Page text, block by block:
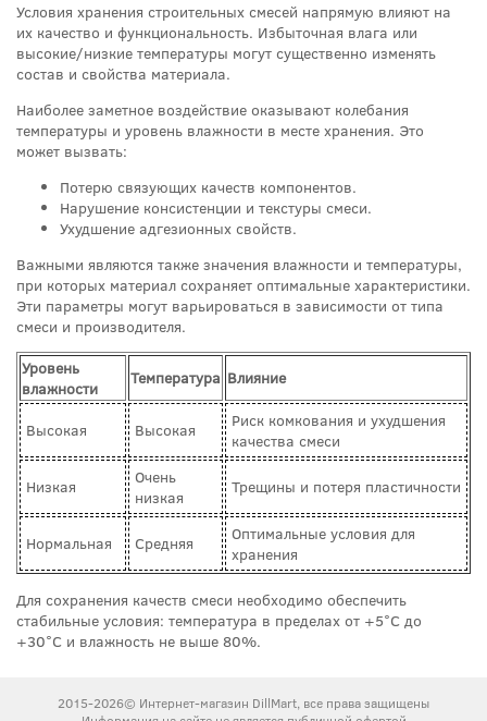
Условия хранения строительных смесей напрямую влияют на
их качество и функциональность. Избыточная влага или
высокие/низкие температуры могут существенно изменять
состав и свойства материала.
Наиболее заметное воздействие оказывают колебания
температуры и уровень влажности в месте хранения. Это
может вызвать:
Потерю связующих качеств компонентов.
Нарушение консистенции и текстуры смеси.
Ухудшение адгезионных свойств.
Важными являются также значения влажности и температуры,
при которых материал сохраняет оптимальные характеристики.
Эти параметры могут варьироваться в зависимости от типа
смеси и производителя.
Уровень
влажности
Температура Влияние
Высокая Высокая
Риск комкования и ухудшения
качества смеси
Низкая
Очень
низкая
Трещины и потеря пластичности
Нормальная Средняя
Оптимальные условия для
хранения
Для сохранения качеств смеси необходимо обеспечить
стабильные условия: температура в пределах от +5°C до
+30°C и влажность не выше 80%.
2015-2026© Интернет-магазин DillMart, все права защищены